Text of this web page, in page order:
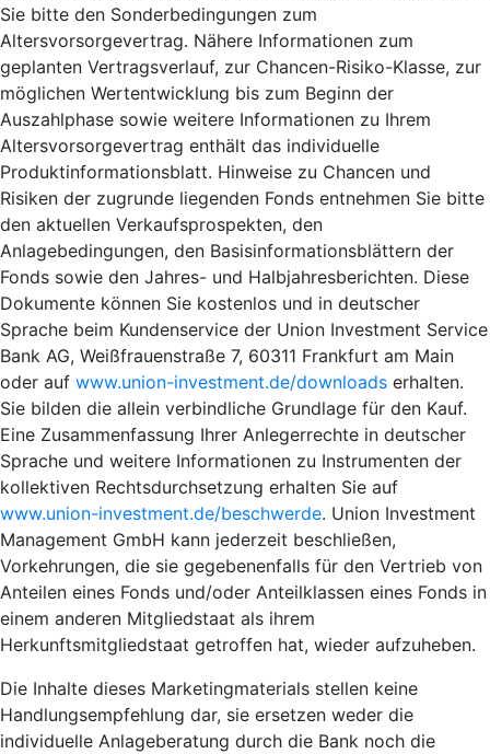
Sie bitte den Sonderbedingungen zum
Altersvorsorgevertrag. Nähere Informationen zum
geplanten Vertragsverlauf, zur Chancen-Risiko-Klasse, zur
möglichen Wertentwicklung bis zum Beginn der
Auszahlphase sowie weitere Informationen zu Ihrem
Altersvorsorgevertrag enthält das individuelle
Produktinformationsblatt. Hinweise zu Chancen und
Risiken der zugrunde liegenden Fonds entnehmen Sie bitte
den aktuellen Verkaufsprospekten, den
Anlagebedingungen, den Basisinformationsblättern der
Fonds sowie den Jahres- und Halbjahresberichten. Diese
Dokumente können Sie kostenlos und in deutscher
Sprache beim Kundenservice der Union Investment Service
Bank AG, Weißfrauenstraße 7, 60311 Frankfurt am Main
oder auf www.union-investment.de/downloads erhalten.
Sie bilden die allein verbindliche Grundlage für den Kauf.
Eine Zusammenfassung Ihrer Anlegerrechte in deutscher
Sprache und weitere Informationen zu Instrumenten der
kollektiven Rechtsdurchsetzung erhalten Sie auf
www.union-investment.de/beschwerde. Union Investment
Management GmbH kann jederzeit beschließen,
Vorkehrungen, die sie gegebenenfalls für den Vertrieb von
Anteilen eines Fonds und/oder Anteilklassen eines Fonds in
einem anderen Mitgliedstaat als ihrem
Herkunftsmitgliedstaat getroffen hat, wieder aufzuheben.
Die Inhalte dieses Marketingmaterials stellen keine
Handlungsempfehlung dar, sie ersetzen weder die
individuelle Anlageberatung durch die Bank noch die